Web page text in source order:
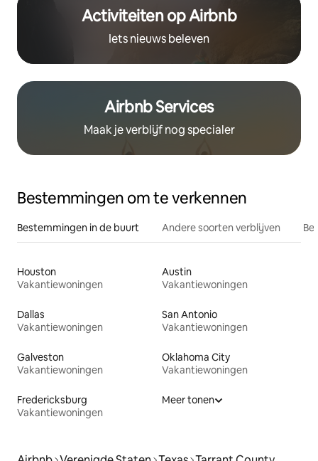
Activiteiten op Airbnb
Iets nieuws beleven
Airbnb Services
Maak je verblijf nog specialer
Bestemmingen om te verkennen
Bestemmingen in de buurt Andere soorten verblijven
Houston
Vakantiewoningen
Austin
Vakantiewoningen
Dallas
Vakantiewoningen
San Antonio
Vakantiewoningen
Galveston
Vakantiewoningen
Oklahoma City
Vakantiewoningen
Fredericksburg
Vakantiewoningen
Meer tonen